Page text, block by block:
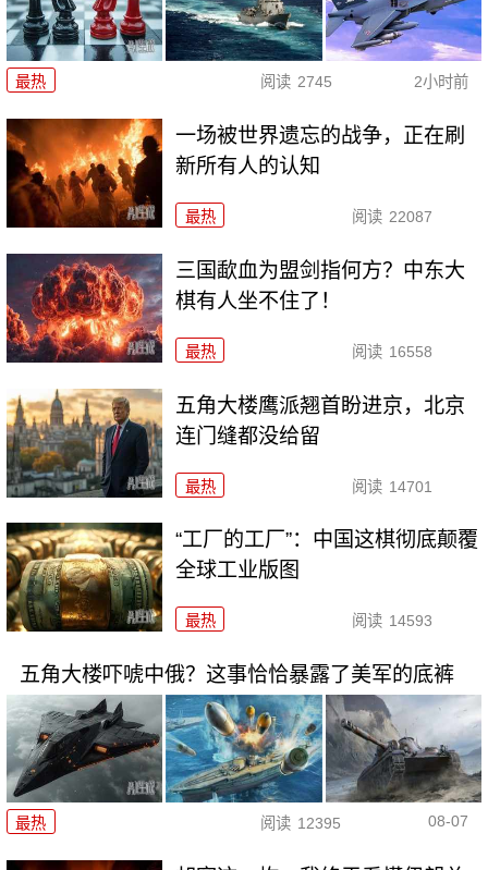
最热 阅读 2745 2小时前
一场被世界遗忘的战争，正在刷
新所有人的认知
最热 阅读 22087
三国歃血为盟剑指何方？中东大
棋有人坐不住了！
最热 阅读 16558
五角大楼鹰派翘首盼进京，北京
连门缝都没给留
最热 阅读 14701
“工厂的工厂”：中国这棋彻底颠覆
全球工业版图
最热 阅读 14593
五角大楼吓唬中俄？这事恰恰暴露了美军的底裤
最热 阅读 12395 08-07